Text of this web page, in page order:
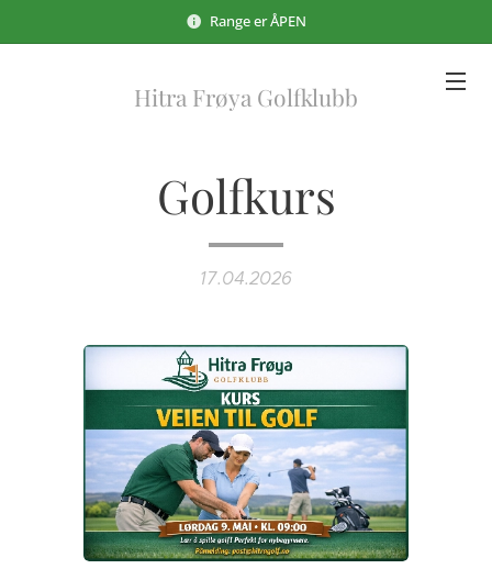
Range er ÅPEN
Hitra Frøya Golfklubb
Golfkurs
17.04.2026